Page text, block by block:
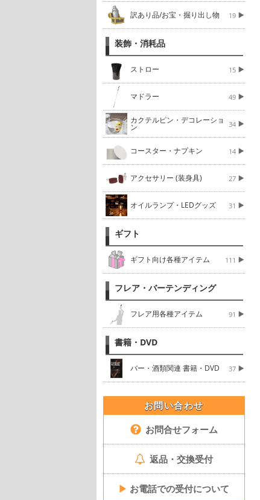
訳あり品/お宝・掘り出し物 19
装飾・消耗品
ストロー 15
マドラー 49
カクテルピン・デコレーショ
ン 34
コースター・ナプキン 14
アクセサリー (装身具) 27
オイルランプ・LEDグッズ 31
ギフト
ギフト向け各種アイテム 111
フレア・バーテンディング
フレア用各種アイテム 91
書籍・DVD
バー・酒類関連 書籍・DVD 37
お問い合わせ
お問合せフォーム
返品・交換受付
▶ お電話での受付について